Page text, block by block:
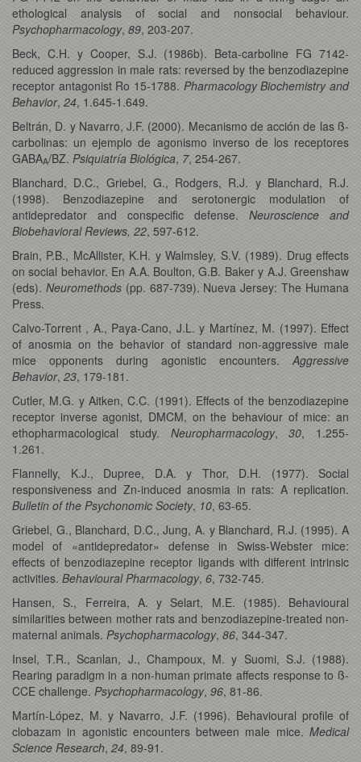
ethological analysis of social and nonsocial behaviour.
Psychopharmacology, 89, 203-207.
Beck, C.H. y Cooper, S.J. (1986b). Beta-carboline FG 7142-
reduced aggression in male rats: reversed by the benzodiazepine
receptor antagonist Ro 15-1788. Pharmacology Biochemistry and
Behavior, 24, 1.645-1.649.
Beltrán, D. y Navarro, J.F. (2000). Mecanismo de acción de las ß-
carbolinas: un ejemplo de agonismo inverso de los receptores
GABAA/BZ. Psiquiatría Biológica, 7, 254-267.
Blanchard, D.C., Griebel, G., Rodgers, R.J. y Blanchard, R.J.
(1998). Benzodiazepine and serotonergic modulation of
antidepredator and conspecific defense. Neuroscience and
Biobehavioral Reviews, 22, 597-612.
Brain, P.B., McAllister, K.H. y Walmsley, S.V. (1989). Drug effects
on social behavior. En A.A. Boulton, G.B. Baker y A.J. Greenshaw
(eds). Neuromethods(pp. 687-739). Nueva Jersey: The Humana
Press.
Calvo-Torrent , A., Paya-Cano, J.L. y Martínez, M. (1997). Effect
of anosmia on the behavior of standard non-aggressive male
mice opponents during agonistic encounters. Aggressive
Behavior, 23, 179-181.
Cutler, M.G. y Aitken, C.C. (1991). Effects of the benzodiazepine
receptor inverse agonist, DMCM, on the behaviour of mice: an
ethopharmacological study. Neuropharmacology,30, 1.255-
1.261.
Flannelly, K.J., Dupree, D.A. y Thor, D.H. (1977). Social
responsiveness and Zn-induced anosmia in rats: A replication.
Bulletin of the Psychonomic Society, 10, 63-65.
Griebel, G., Blanchard, D.C., Jung, A. y Blanchard, R.J. (1995). A
model of «antidepredator» defense in Swiss-Webster mice:
effects of benzodiazepine receptor ligands with different intrinsic
activities. Behavioural Pharmacology, 6, 732-745.
Hansen, S., Ferreira, A. y Selart, M.E. (1985). Behavioural
similarities between mother rats and benzodiazepine-treated non-
maternal animals. Psychopharmacology, 86, 344-347.
Insel, T.R., Scanlan, J., Champoux, M. y Suomi, S.J. (1988).
Rearing paradigm in a non-human primate affects response to ß-
CCE challenge. Psychopharmacology, 96, 81-86.
Martín-López, M. y Navarro, J.F. (1996). Behavioural profile of
clobazam in agonistic encounters between male mice. Medical
Science Research, 24, 89-91.